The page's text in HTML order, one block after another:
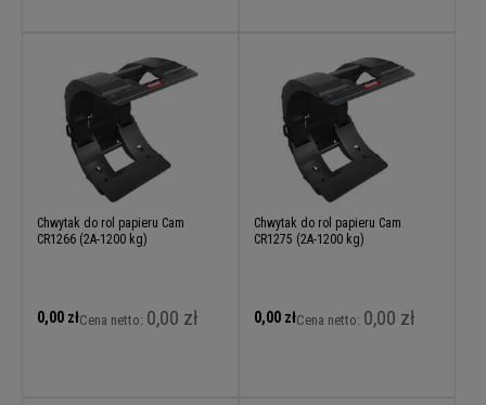
Chwytak do rol papieru Cam
CR1266 (2A-1200 kg)
0,00 złCena netto: 0,00 zł
Chwytak do rol papieru Cam
CR1275 (2A-1200 kg)
0,00 złCena netto: 0,00 zł